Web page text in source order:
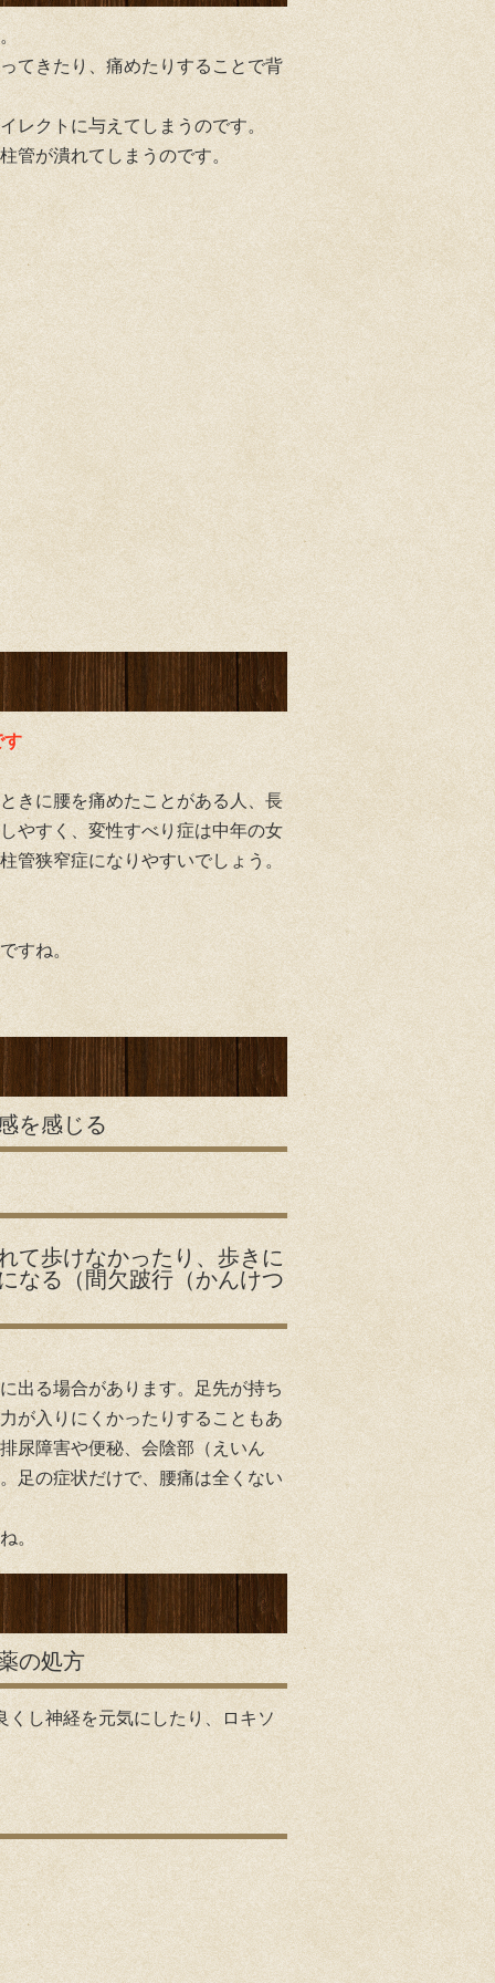
てきたり、痛めたりすることで背
レクトに与えてしまうのです。
管が潰れてしまうのです。
す
きに腰を痛めたことがある人、長
やすく、変性すべり症は中年の女
管狭窄症になりやすいでしょう。
すね。
を感じる
て歩けなかったり、歩きに
なる（間欠跛行（かんけつ
出る場合があります。足先が持ち
が入りにくかったりすることもあ
尿障害や便秘、会陰部（えいん
足の症状だけで、腰痛は全くない
。
の処方
くし神経を元気にしたり、ロキソ